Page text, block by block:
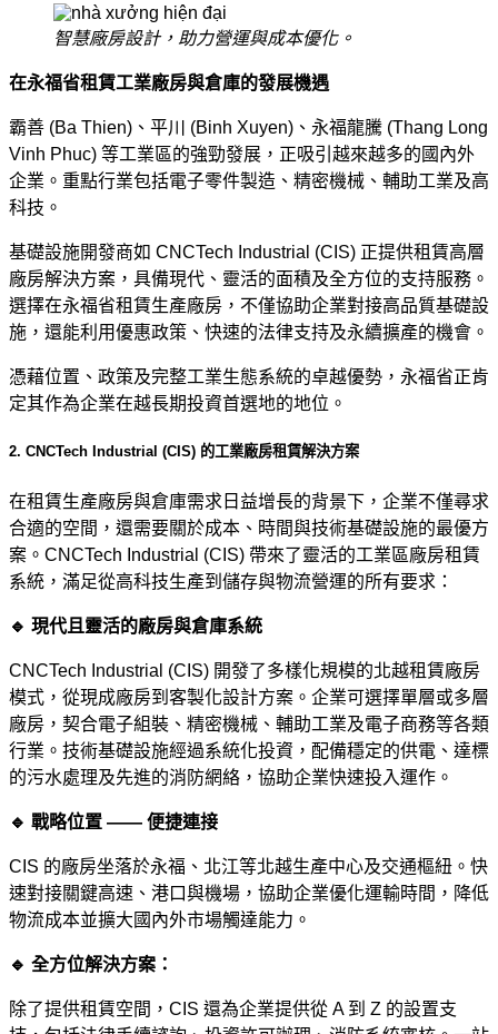
智慧廠房設計，助力營運與成本優化。
在永福省租賃工業廠房與倉庫的發展機遇
霸善 (Ba Thien)、平川 (Binh Xuyen)、永福龍騰 (Thang Long
Vinh Phuc) 等工業區的強勁發展，正吸引越來越多的國內外
企業。重點行業包括電子零件製造、精密機械、輔助工業及高
科技。
基礎設施開發商如 CNCTech Industrial (CIS) 正提供租賃高層
廠房解決方案，具備現代、靈活的面積及全方位的支持服務。
選擇在永福省租賃生產廠房，不僅協助企業對接高品質基礎設
施，還能利用優惠政策、快速的法律支持及永續擴產的機會。
憑藉位置、政策及完整工業生態系統的卓越優勢，永福省正肯
定其作為企業在越長期投資首選地的地位。
2. CNCTech Industrial (CIS) 的工業廠房租賃解決方案
在租賃生產廠房與倉庫需求日益增長的背景下，企業不僅尋求
合適的空間，還需要關於成本、時間與技術基礎設施的最優方
案。CNCTech Industrial (CIS) 帶來了靈活的工業區廠房租賃
系統，滿足從高科技生產到儲存與物流營運的所有要求：
🔹 現代且靈活的廠房與倉庫系統
CNCTech Industrial (CIS) 開發了多樣化規模的北越租賃廠房
模式，從現成廠房到客製化設計方案。企業可選擇單層或多層
廠房，契合電子組裝、精密機械、輔助工業及電子商務等各類
行業。技術基礎設施經過系統化投資，配備穩定的供電、達標
的污水處理及先進的消防網絡，協助企業快速投入運作。
🔹 戰略位置 —— 便捷連接
CIS 的廠房坐落於永福、北江等北越生產中心及交通樞紐。快
速對接關鍵高速、港口與機場，協助企業優化運輸時間，降低
物流成本並擴大國內外市場觸達能力。
🔹 全方位解決方案：
除了提供租賃空間，CIS 還為企業提供從 A 到 Z 的設置支